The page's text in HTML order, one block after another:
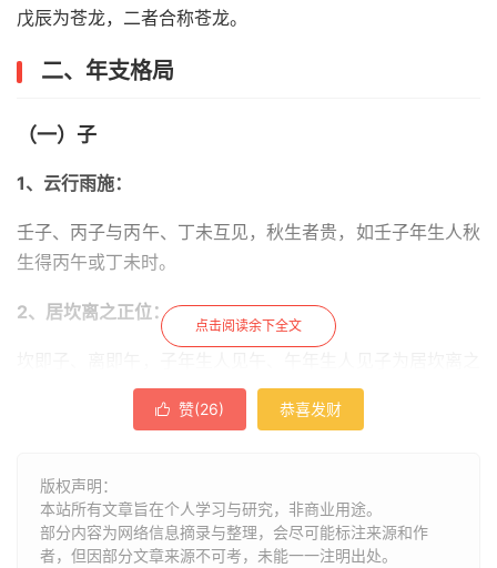
戊辰为苍龙，二者合称苍龙。
二、年支格局
（一）子
1、云行雨施：
壬子、丙子与丙午、丁未互见，秋生者贵，如壬子年生人秋
生得丙午或丁未时。
2、居坎离之正位：
甲子人得甲午丙午戊午时、庚子人得甲午庚午时、壬子人得
丙午人得壬子戊子时、戊午人得戊子庚子时为正。
（二）丑
点击阅读余下全文
 赞(26) 恭喜发财
版权声明：
本站所有文章旨在个人学习与研究，非商业用途。
部分内容为网络信息摘录与整理，会尽可能标注来源和作
者，但因部分文章来源不可考，未能一一注明出处。